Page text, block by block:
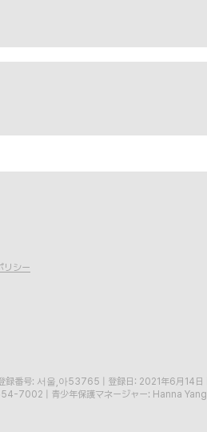
リシー
録番号: 서울,아53765 登録日: 2021年6月14日
7002 青少年保護マネージャー: Hanna Yang